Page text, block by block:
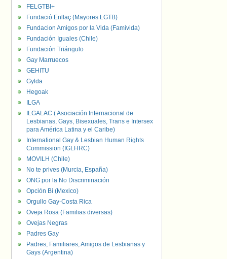
FELGTBI+
Fundació Enllaç (Mayores LGTB)
Fundacion Amigos por la Vida (Famivida)
Fundación Iguales (Chile)
Fundación Triángulo
Gay Marruecos
GEHITU
Gylda
Hegoak
ILGA
ILGALAC ( Asociación Internacional de
Lesbianas, Gays, Bisexuales, Trans e Intersex
para América Latina y el Caribe)
International Gay & Lesbian Human Rights
Commission (IGLHRC)
MOVILH (Chile)
No te prives (Murcia, España)
ONG por la No Discriminación
Opción Bi (Mexico)
Orgullo Gay-Costa Rica
Oveja Rosa (Familias diversas)
Ovejas Negras
Padres Gay
Padres, Familiares, Amigos de Lesbianas y
Gays (Argentina)